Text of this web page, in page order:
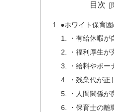
目次
●ホワイト保育
・有給休暇が
・福利厚生が
・給料やボー
・残業代が正
・人間関係が
・保育士の離